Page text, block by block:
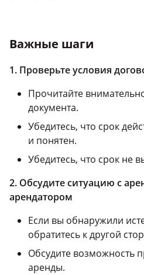
Важные шаги
1. Проверьте условия
Прочитайте
документа.
Убедитесь, что срок
и понятен.
Убедитесь, что срок не
2. Обсудите ситуацию с
арендатором
Если вы обнаружили
обратитесь к другой
Обсудите возможность
аренды.